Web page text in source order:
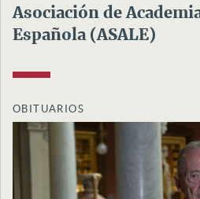
Asociación de
Española (ASALE)
OBITUARIOS